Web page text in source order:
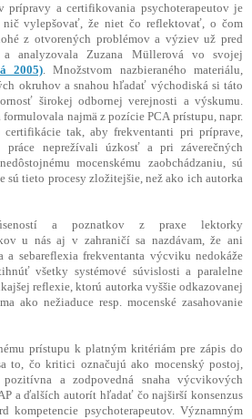
prípravy a certifikovania psychoterapeutov je
nič vylepšovať, že niet čo reflektovať, o čom
z otvorených problémov a výziev už pred
analyzovala Zuzana Müllerová vo svojej
2005) . Množstvom nazbieraného materiálu,
okruhov a snahou hľadať východiská si táto
širokej odbornej verejnosti a výskumu.
najmä z pozície PCA prístupu, napr.
tak, aby frekventanti pri príprave,
práce neprežívali úzkosť a pri záverečných
mocenskému zaobchádzaniu, sú
sú tieto procesy zložitejšie, než ako ich autorka
a poznatkov z praxe lektorky
u nás aj v zahraničí sa nazdávam, že ani
a sebareflexia frekventanta výcviku nedokáže
všetky systémové súvislosti a paralelne
reflexie, ktorú autorka vyššie odkazovanej
ako nežiaduce resp. mocenské zasahovanie
prístupu k platným kritériám pre zápis do
to, čo kritici označujú ako mocenský postoj,
a zodpovedná snaha výcvikových
a ďalších autorít hľadať čo najširší konsenzus
kompetencie psychoterapeutov. Významným